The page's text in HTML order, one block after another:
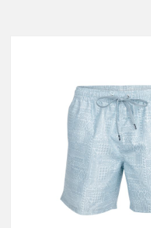
Artikelnummer: 2411310081
Kleurcode: 6504